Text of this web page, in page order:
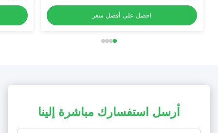
احصل على أفضل سعر
أرسل استفسارك مباشرة إلينا